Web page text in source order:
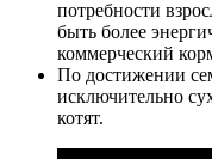
потребности
быть более
коммерческий
По достижении
исключительно
котят.